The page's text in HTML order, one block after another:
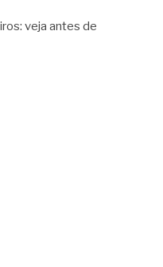
veja antes de